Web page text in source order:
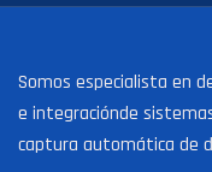
Somos especialista en
e integraciónde
captura automática de